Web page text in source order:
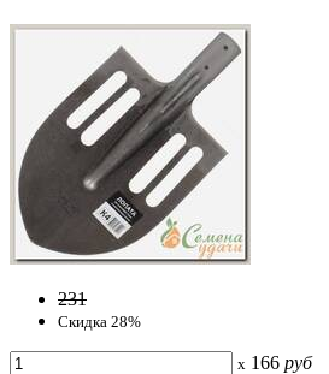
231
Скидка 28%
x 166 руб